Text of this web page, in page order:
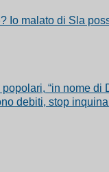
Io malato di Sla
“in nome di
debiti, stop